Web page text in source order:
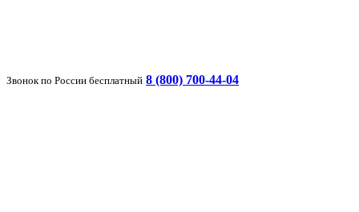
Звонок по России бесплатный 8 (800) 700-44-04